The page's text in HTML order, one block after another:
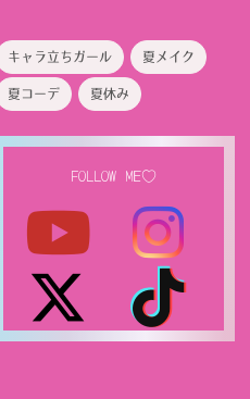
キャラ立ちガール 夏メイク
夏コーデ 夏休み
FOLLOW ME♡